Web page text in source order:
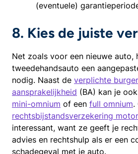
(eventuele)
8. Kies de juiste
Net zoals voor een nieuwe auto,
tweedehandsauto een
nodig. Naast de verplichte
aansprakelijkheid (BA) kan je
mini-omnium of een full omnium.
rechtsbijstandsverzekering
interessant, want ze geeft je
advies en rechtshulp als er een
schadegeval met je auto.